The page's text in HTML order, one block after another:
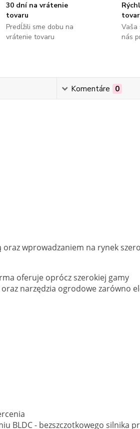
30 dní na vrátenie
tovaru
Predĺžili sme dobu na
vrátenie tovaru
Vaša
nás
Komentáre 0
wprowadzaniem na rynek
oferuje oprócz szerokiej gamy
narzędzia ogrodowe zarówno
BLDC - bezszczotkowego silnika